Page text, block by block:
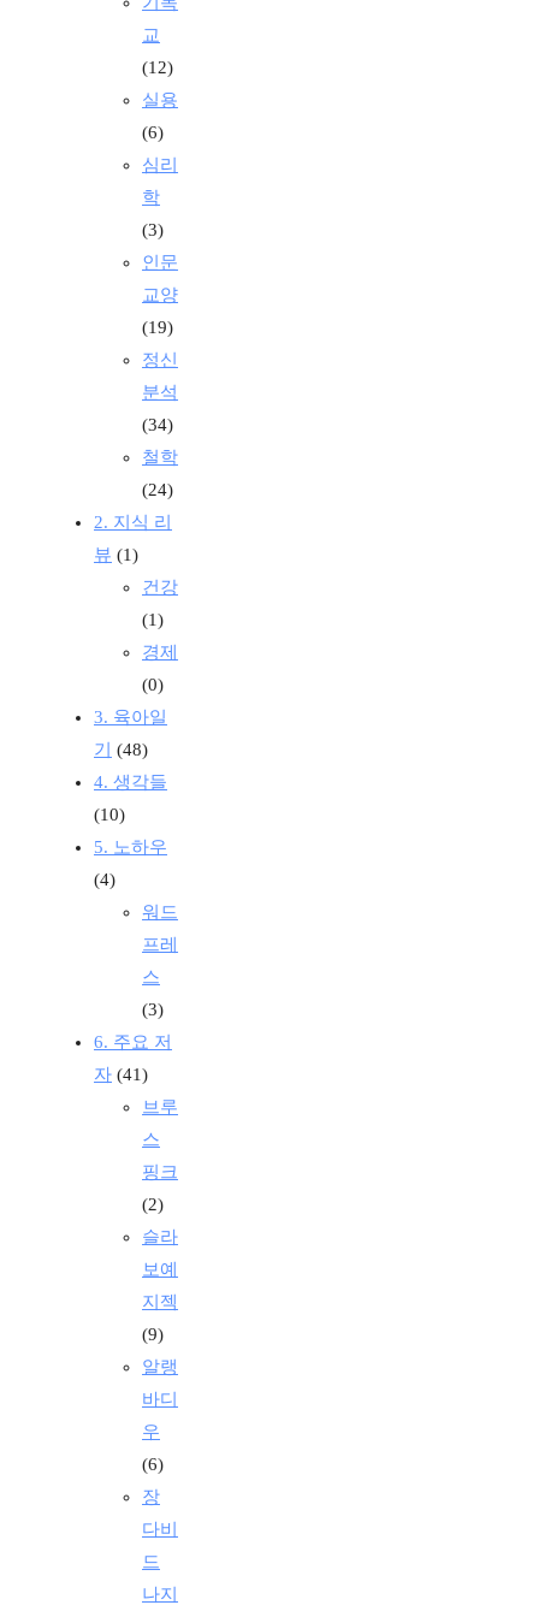
교
(12)
실용
(6)
심리
학
(3)
인문
교양
(19)
정신
분석
(34)
철학
(24)
2. 지식 리
뷰 (1)
건강
(1)
경제
(0)
3. 육아일
기 (48)
4. 생각들
(10)
5. 노하우
(4)
워드
프레
스
(3)
6. 주요 저
자 (41)
브루
스
핑크
(2)
슬라
보예
지젝
(9)
알랭
바디
우
(6)
장
다비
드
나지